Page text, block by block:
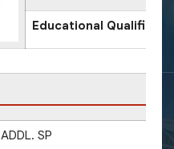
Educational
ADDL. SP